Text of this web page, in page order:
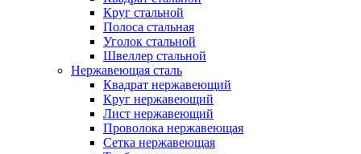
Круг стальной
Полоса стальная
Уголок стальной
Швеллер стальной
Нержавеющая сталь
Квадрат нержавеющий
Круг нержавеющий
Лист нержавеющий
Проволока нержавеющая
Сетка нержавеющая